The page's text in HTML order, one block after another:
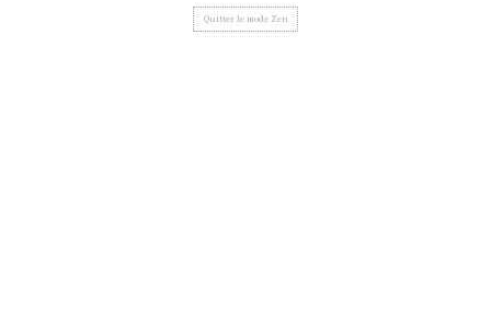
Quitter le mode Zen